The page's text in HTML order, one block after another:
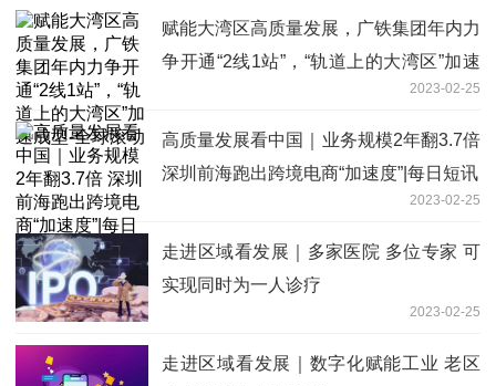
赋能大湾区高质量发展，广铁集团年内力
争开通“2线1站”，“轨道上的大湾区”加速
2023-02-25
高质量发展看中国｜业务规模2年翻3.7倍
深圳前海跑出跨境电商“加速度”|每日短讯
2023-02-25
走进区域看发展｜多家医院 多位专家 可
实现同时为一人诊疗
2023-02-25
走进区域看发展｜数字化赋能工业 老区